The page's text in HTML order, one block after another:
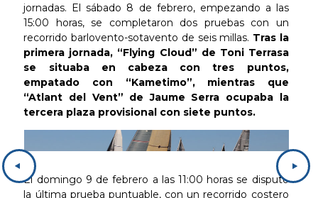
jornadas. El sábado 8 de febrero, empezando a las
15:00 horas, se completaron dos pruebas con un
recorrido barlovento-sotavento de seis millas. Tras la
primera jornada, “Flying Cloud” de Toni Terrasa
se situaba en cabeza con tres puntos,
empatado con “Kametimo”, mientras que
“Atlant del Vent” de Jaume Serra ocupaba la
tercera plaza provisional con siete puntos.
El domingo 9 de febrero a las 11:00 horas se disputó
la última prueba puntuable, con un recorrido costero